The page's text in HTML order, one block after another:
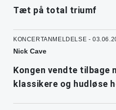
Tæt på total triumf
KONCERTANMELDELSE -
Nick Cave
Kongen vendte tilbage
klassikere og hudløse